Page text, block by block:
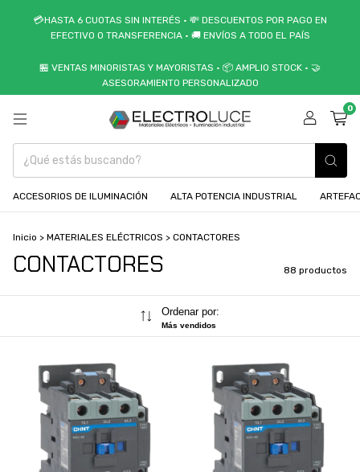
💳HASTA 6 CUOTAS SIN INTERÉS • 💸 DESCUENTOS POR PAGO EN
EFECTIVO O TRANSFERENCIA • 🚚 ENVÍOS A TODO EL PAÍS
🏪 VENTAS MINORISTAS Y MAYORISTAS • 📦 AMPLIO STOCK • 🤝
ASESORAMIENTO PERSONALIZADO
0
ACCESORIOS DE ILUMINACIÓN ALTA POTENCIA INDUSTRIAL
Inicio > MATERIALES ELÉCTRICOS > CONTACTORES
CONTACTORES 88 productos
Ordenar por:
Más vendidos